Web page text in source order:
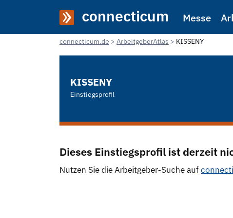
connecticum Messe
connecticum.de ArbeitgeberAtlas KISSENY
KISSENY
Einstiegsprofil
Dieses Einstiegsprofil ist derzeit
Nutzen Sie die Arbeitgeber-Suche auf